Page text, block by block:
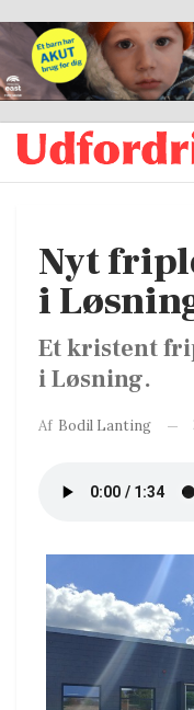
Nyt
i
Et kristent
i Løsning.
Af Bodil Lanting